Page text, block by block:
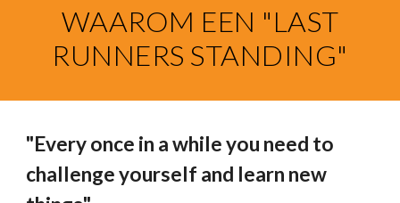
WAAROM EEN "LAST
RUNNERS STANDING"
"Every once in a while you need to
challenge yourself and learn new